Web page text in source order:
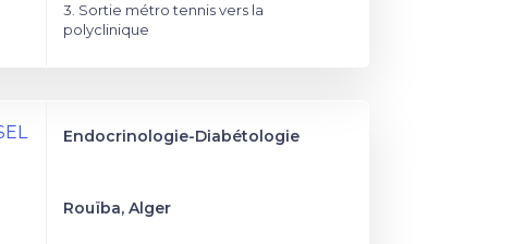
3. Sortie métro tennis vers la
polyclinique
Endocrinologie-Diabétologie
Rouïba, Alger